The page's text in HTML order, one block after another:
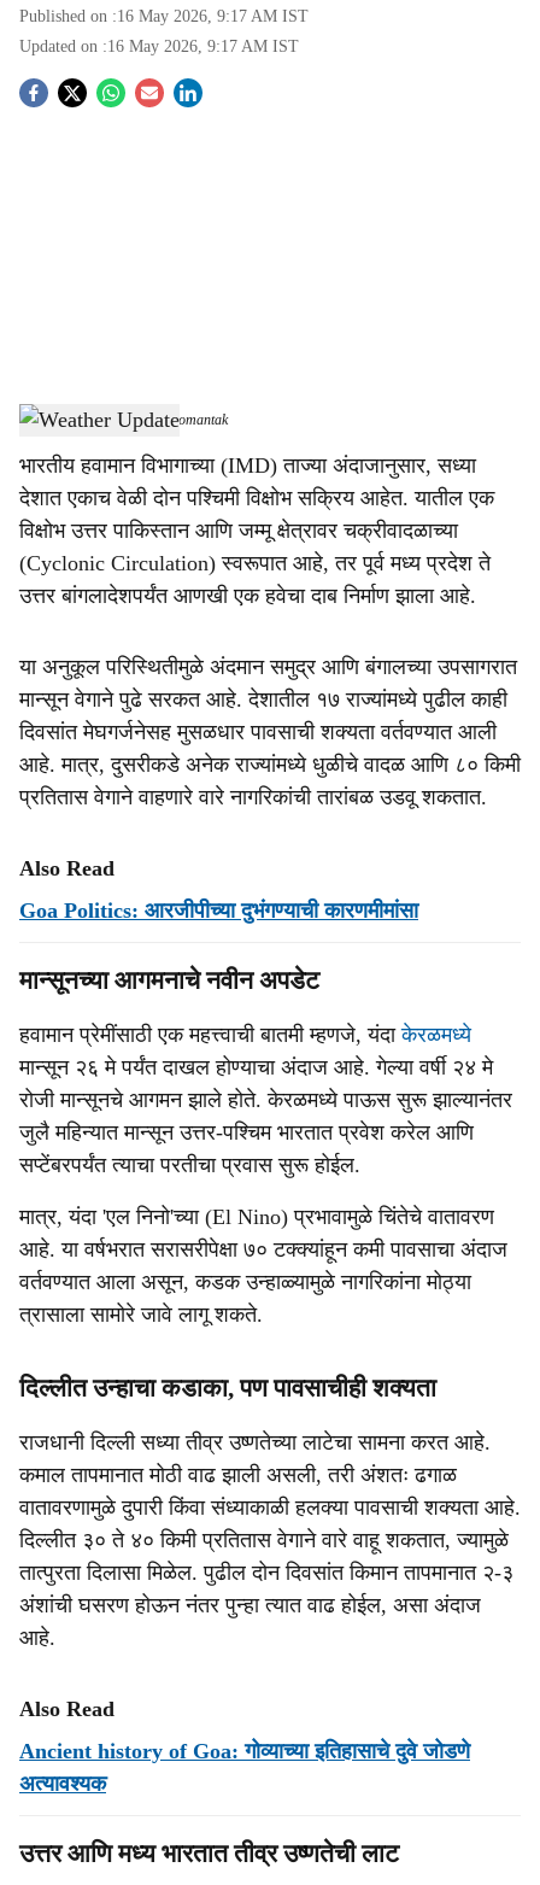
Published on :16 May 2026, 9:17 AM IST
Updated on :16 May 2026, 9:17 AM IST
S
a
r
e
Weather Update- Dainik Gomantak
भारतीय हवामान विभागाच्या (IMD) ताज्या अंदाजानुसार, सध्या
देशात एकाच वेळी दोन पश्चिमी विक्षोभ सक्रिय आहेत. यातील एक
विक्षोभ उत्तर पाकिस्तान आणि जम्मू क्षेत्रावर चक्रीवादळाच्या
(Cyclonic Circulation) स्वरूपात आहे, तर पूर्व मध्य प्रदेश ते
उत्तर बांगलादेशपर्यंत आणखी एक हवेचा दाब निर्माण झाला आहे.
या अनुकूल परिस्थितीमुळे अंदमान समुद्र आणि बंगालच्या उपसागरात
मान्सून वेगाने पुढे सरकत आहे. देशातील १७ राज्यांमध्ये पुढील काही
दिवसांत मेघगर्जनेसह मुसळधार पावसाची शक्यता वर्तवण्यात आली
आहे. मात्र, दुसरीकडे अनेक राज्यांमध्ये धुळीचे वादळ आणि ८० किमी
प्रतितास वेगाने वाहणारे वारे नागरिकांची तारांबळ उडवू शकतात.
Also Read
Goa Politics: आरजीपीच्या दुभंगण्याची कारणमीमांसा
मान्सूनच्या आगमनाचे नवीन अपडेट
हवामान प्रेमींसाठी एक महत्त्वाची बातमी म्हणजे, यंदाकेरळमध्ये
मान्सून २६ मे पर्यंत दाखल होण्याचा अंदाज आहे. गेल्या वर्षी २४ मे
रोजी मान्सूनचे आगमन झाले होते. केरळमध्ये पाऊस सुरू झाल्यानंतर
जुलै महिन्यात मान्सून उत्तर-पश्चिम भारतात प्रवेश करेल आणि
सप्टेंबरपर्यंत त्याचा परतीचा प्रवास सुरू होईल.
मात्र, यंदा 'एल निनो'च्या (El Nino) प्रभावामुळे चिंतेचे वातावरण
आहे. या वर्षभरात सरासरीपेक्षा ७० टक्क्यांहून कमी पावसाचा अंदाज
वर्तवण्यात आला असून, कडक उन्हाळ्यामुळे नागरिकांना मोठ्या
त्रासाला सामोरे जावे लागू शकते.
दिल्लीत उन्हाचा कडाका, पण पावसाचीही शक्यता
राजधानी दिल्ली सध्या तीव्र उष्णतेच्या लाटेचा सामना करत आहे.
कमाल तापमानात मोठी वाढ झाली असली, तरी अंशतः ढगाळ
वातावरणामुळे दुपारी किंवा संध्याकाळी हलक्या पावसाची शक्यता आहे.
दिल्लीत ३० ते ४० किमी प्रतितास वेगाने वारे वाहू शकतात, ज्यामुळे
तात्पुरता दिलासा मिळेल. पुढील दोन दिवसांत किमान तापमानात २-३
अंशांची घसरण होऊन नंतर पुन्हा त्यात वाढ होईल, असा अंदाज
आहे.
Also Read
Ancient history of Goa: गोव्याच्या इतिहासाचे दुवे जोडणे
अत्यावश्यक
उत्तर आणि मध्य भारतात तीव्र उष्णतेची लाट